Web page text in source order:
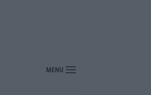
fuori luogo»
MENU